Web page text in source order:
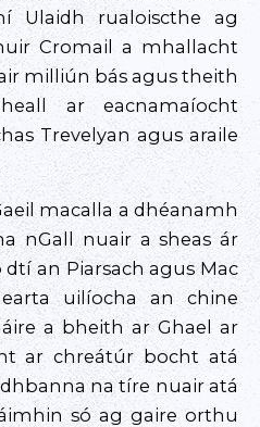
Ulaidh rualoiscthe ag
Cromail a mhallacht
milliún bás agus theith
ar eacnamaíocht
Trevelyan agus araile
macalla a dhéanamh
nGall nuair a sheas ár
an Piarsach agus Mac
uilíocha an chine
a bheith ar Ghael ar
ar chreátúr bocht atá
na tíre nuair atá
só ag gaire orthu